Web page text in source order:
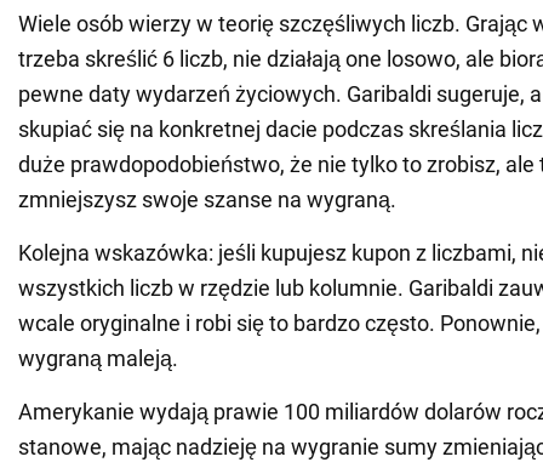
Wiele osób wierzy w teorię szczęśliwych liczb. Grając
trzeba skreślić 6 liczb, nie działają one losowo, ale
pewne daty wydarzeń życiowych. Garibaldi sugeruje,
skupiać się na konkretnej dacie podczas skreślania
duże prawdopodobieństwo, że nie tylko to zrobisz, ale
zmniejszysz swoje szanse na wygraną.
Kolejna wskazówka: jeśli kupujesz kupon z liczbami,
wszystkich liczb w rzędzie lub kolumnie. Garibaldi
wcale oryginalne i robi się to bardzo często.
wygraną maleją.
Amerykanie wydają prawie 100 miliardów dolarów
stanowe, mając nadzieję na wygranie sumy